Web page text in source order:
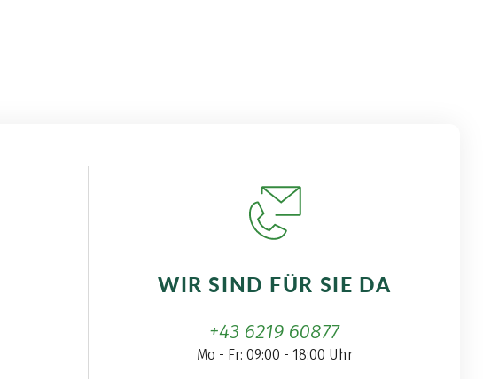
WIR SIND FÜR SIE DA
+43 6219 60877
Mo - Fr: 09:00 - 18:00 Uhr